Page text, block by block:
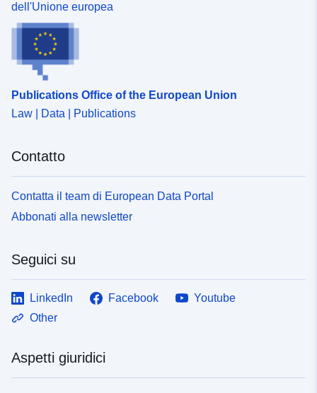
dell'Unione europea
Publications Office of the European Union
Law | Data | Publications
Contatto
Contatta il team di European Data Portal
Abbonati alla newsletter
Seguici su
LinkedIn Facebook
Youtube
Other
Aspetti giuridici